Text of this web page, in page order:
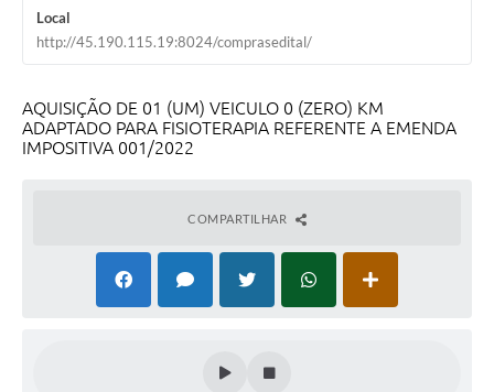
Secretarias
Serviços Online
Telefones Úteis
Serviço de Informação ao Cidadão (SIC)
Local
http://45.190.115.19:8024/comprasedital/
AQUISIÇÃO DE 01 (UM) VEICULO 0 (ZERO) KM
ADAPTADO PARA FISIOTERAPIA REFERENTE A EMENDA
IMPOSITIVA 001/2022
COMPARTILHAR